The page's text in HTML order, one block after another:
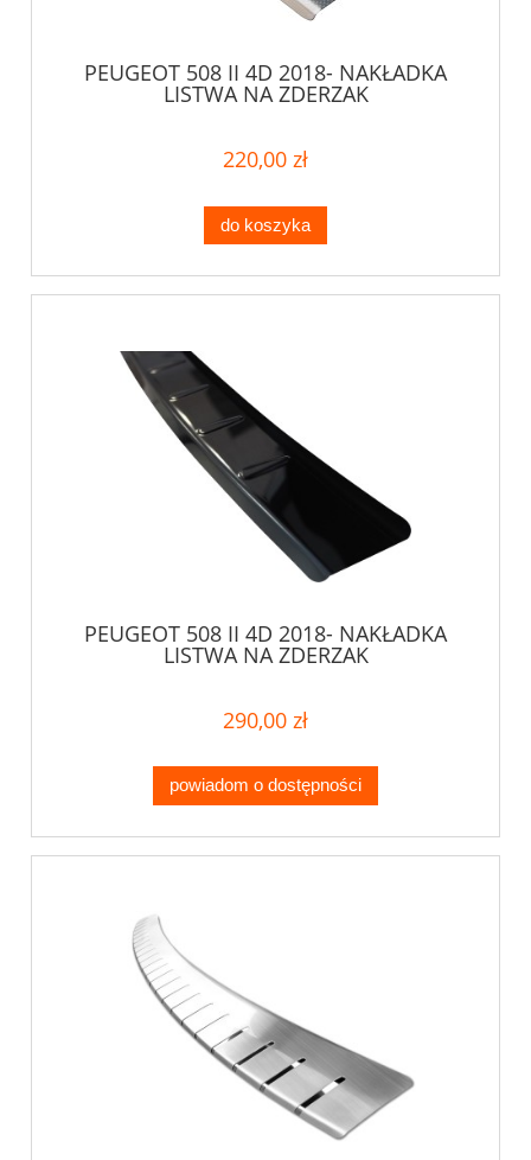
PEUGEOT 508 II 4D 2018- NAKŁADKA
LISTWA NA ZDERZAK
220,00 zł
do koszyka
PEUGEOT 508 II 4D 2018- NAKŁADKA
LISTWA NA ZDERZAK
290,00 zł
powiadom o dostępności